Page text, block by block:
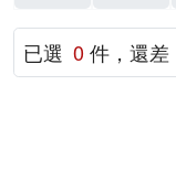
已選 0件，還差